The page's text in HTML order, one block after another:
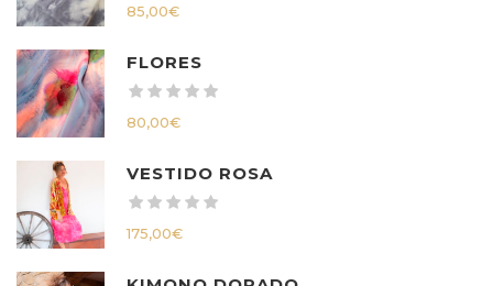
85,00€
FLORES
80,00€
VESTIDO ROSA
175,00€